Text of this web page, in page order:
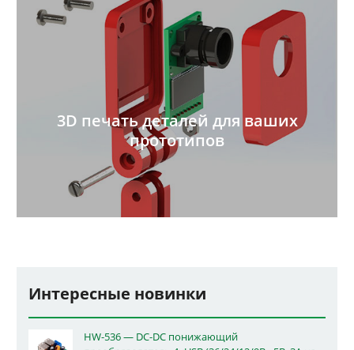
3D печать деталей для ваших
прототипов
Интересные новинки
HW-536 — DC-DC понижающий